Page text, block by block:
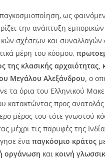
ως
την ανάπτυξη εμπορικών
σχέσεων και
μέρη του κόσμου,
της κλασικής αρχαιότητας,
Μεγάλου Αλεξάνδρου, ο
τα όρια του Ελληνικού
κατακτώντας προς
μέρος του τότε γνωστού
μέχρι τις παρυφές της
έναπαγκόσμιο κράτος
οργάνωση και κοινή